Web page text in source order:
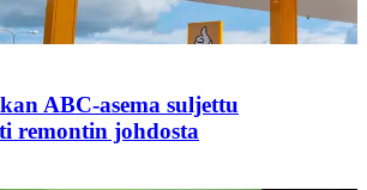
ABC-asema suljettu
remontin johdosta